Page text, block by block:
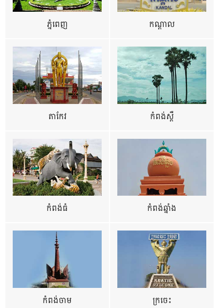
ភ្នំពេញ កណ្តាល
តាកែវ កំពង់ស្ពឺ
កំពង់ធំ កំពង់ឆ្នាំង
កំពង់ចាម ក្រចេះ